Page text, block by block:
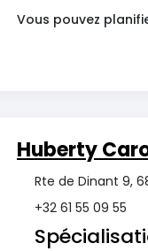
Vous pouvez
Huberty
Rte de Dinant 9,
+32 61 55 09 55